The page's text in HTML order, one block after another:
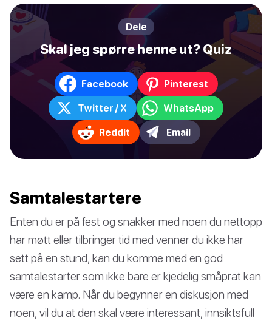
Dele
Skal jeg spørre henne ut? Quiz
Facebook Pinterest
Twitter / X WhatsApp
Reddit Email
Samtalestartere
Enten du er på fest og snakker med noen du nettopp
har møtt eller tilbringer tid med venner du ikke har
sett på en stund, kan du komme med en god
samtalestarter som ikke bare er kjedelig småprat kan
være en kamp. Når du begynner en diskusjon med
noen, vil du at den skal være interessant, innsiktsfull